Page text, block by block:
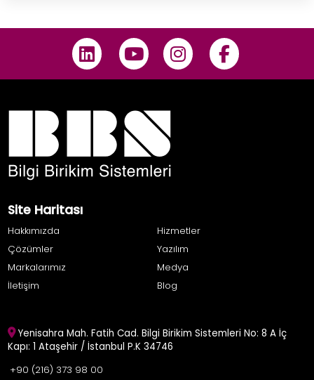
Site Haritası
Hakkımızda
Hizmetler
Çözümler
Yazılım
Markalarımız
Medya
İletişim
Blog
Yenisahra Mah. Fatih Cad. Bilgi Birikim Sistemleri No: 8 A İç
Kapı: 1 Ataşehir / İstanbul P.K 34746
+90 (216) 373 98 00